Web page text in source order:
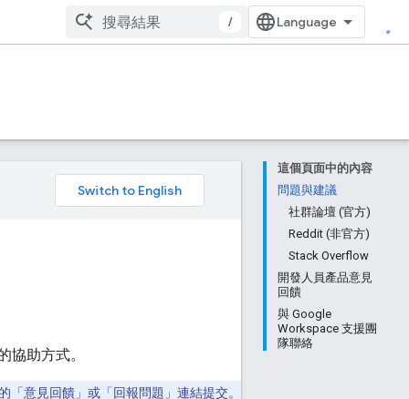
/
這個頁面中的內容
問題與建議
社群論壇 (官方)
Reddit (非官方)
Stack Overflow
開發人員產品意見
回饋
與 Google
Workspace 支援團
隊聯絡
助方式。
「意見回饋」 或「回報問題」 連結提交。